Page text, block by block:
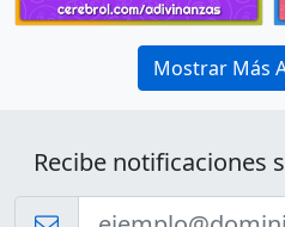
Mostrar Más
Recibe notificaciones